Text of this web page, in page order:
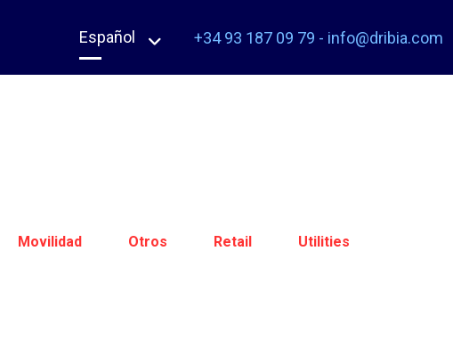
Español +34 93 187 09 79 - info@dribia.com
Movilidad Otros Retail Utilities